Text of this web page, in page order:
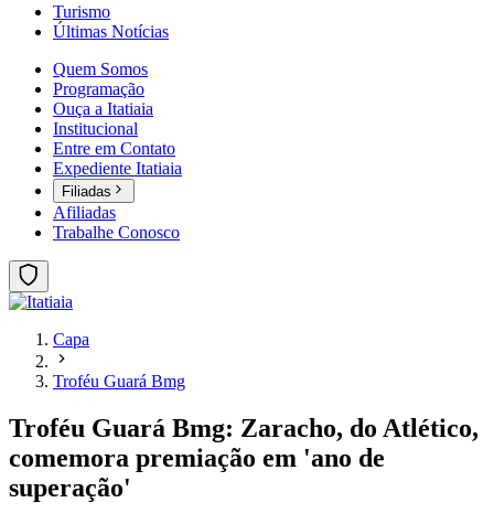
Turismo
Últimas Notícias
Quem Somos
Programação
Ouça a Itatiaia
Institucional
Entre em Contato
Expediente Itatiaia
Filiadas
Afiliadas
Trabalhe Conosco
Capa
Troféu Guará Bmg
Troféu Guará Bmg: Zaracho, do Atlético,
comemora premiação em 'ano de
superação'